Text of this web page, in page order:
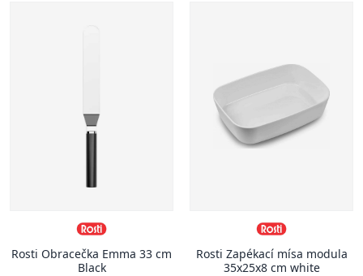
Rosti Obracečka Emma 33 cm
Black
Rosti Zapékací mísa modula
35x25x8 cm white